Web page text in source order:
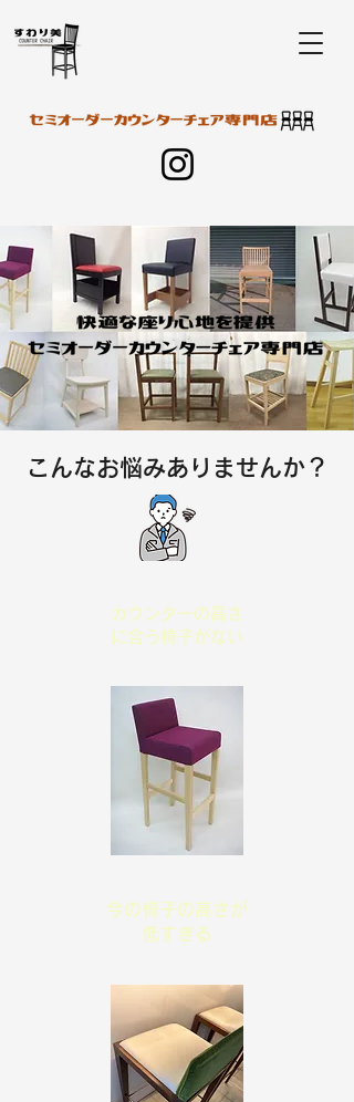
​こんなお悩みありませんか？
​カウンターの高さ
に合う椅子がない
​今の椅子の高さが
低すぎる